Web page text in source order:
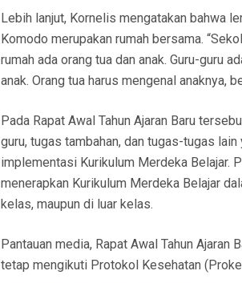
Lebih lanjut, Kornelis mengatakan bahwa
Komodo merupakan rumah bersama.
rumah ada orang tua dan anak. Guru-guru
anak. Orang tua harus mengenal anaknya,
Pada Rapat Awal Tahun Ajaran Baru
guru, tugas tambahan, dan tugas-tugas lain
implementasi Kurikulum Merdeka Belajar.
menerapkan Kurikulum Merdeka Belajar
kelas, maupun di luar kelas.
Pantauan media, Rapat Awal Tahun
tetap mengikuti Protokol Kesehatan